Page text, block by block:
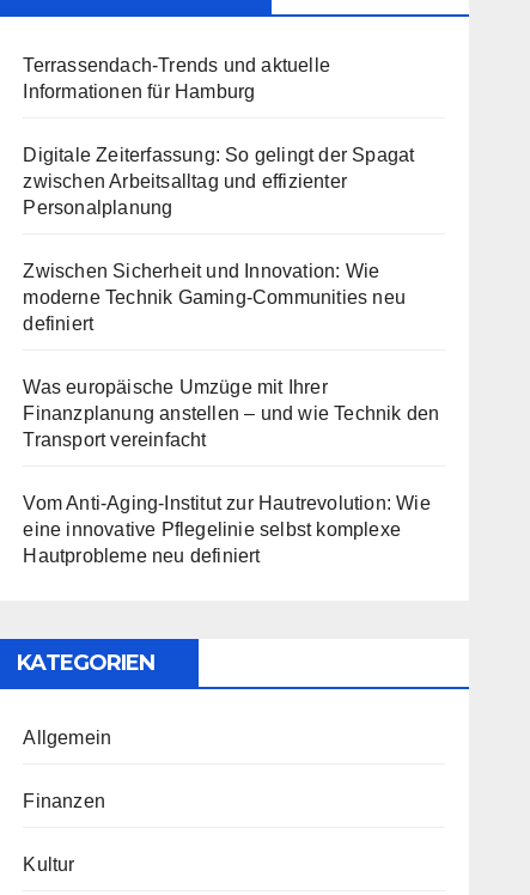
Terrassendach-Trends und aktuelle
Informationen für Hamburg
Digitale Zeiterfassung: So gelingt der Spagat
zwischen Arbeitsalltag und effizienter
Personalplanung
Zwischen Sicherheit und Innovation: Wie
moderne Technik Gaming-Communities neu
definiert
Was europäische Umzüge mit Ihrer
Finanzplanung anstellen – und wie Technik den
Transport vereinfacht
Vom Anti-Aging-Institut zur Hautrevolution: Wie
eine innovative Pflegelinie selbst komplexe
Hautprobleme neu definiert
KATEGORIEN
Allgemein
Finanzen
Kultur